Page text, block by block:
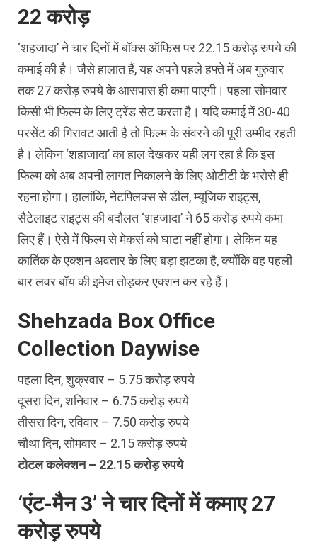
22 करोड़
‘शहजादा’ ने चार दिनों में बॉक्‍स ऑफिस पर 22.15 करोड़ रुपये की
कमाई की है। जैसे हालात हैं, यह अपने पहले हफ्ते में अब गुरुवार
तक 27 करोड़ रुपये के आसपास ही कमा पाएगी। पहला सोमवार
किसी भी फिल्‍म के लिए ट्रेंड सेट करता है। यदि कमाई में 30-40
परसेंट की गिरावट आती है तो फिल्‍म के संवरने की पूरी उम्‍मीद रहती
है। लेकिन ‘शहाजादा’ का हाल देखकर यही लग रहा है कि इस
फिल्‍म को अब अपनी लागत निकालने के लिए ओटीटी के भरोसे ही
रहना होगा। हालांकि, नेटफ्ल‍िक्‍स से डील, म्‍यूजिक राइट्स,
सैटेलाइट राइट्स की बदौलत ‘शहजादा’ ने 65 करोड़ रुपये कमा
लिए हैं। ऐसे में फिल्‍म से मेकर्स को घाटा नहीं होगा। लेकिन यह
कार्तिक के एक्‍शन अवतार के लिए बड़ा झटका है, क्‍योंकि वह पहली
बार लवर बॉय की इमेज तोड़कर एक्‍शन कर रहे हैं।
Shehzada Box Office
Collection Daywise
पहला दिन, शुक्रवार – 5.75 करोड़ रुपये
दूसरा दिन, शनिवार – 6.75 करोड़ रुपये
तीसरा दिन, रविवार – 7.50 करोड़ रुपये
चौथा दिन, सोमवार – 2.15 करोड़ रुपये
टोटल कलेक्‍शन – 22.15 करोड़ रुपये
‘एंट-मैन 3’ ने चार दिनों में कमाए 27
करोड़ रुपये